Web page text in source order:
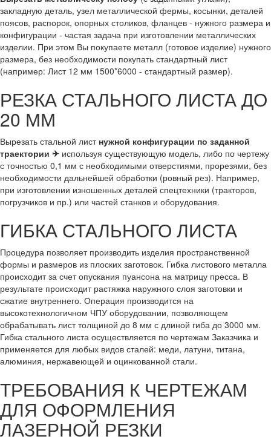
закладную деталь, узел металлической фермы, косынки, деталей
поясов, распорок, опорных столиков, фланцев - нужного размера и
конфигурации - частая задача при изготовлении металлических
изделии. При этом Вы покупаете металл (готовое изделие) нужного
размера, без необходимости покупать стандартный лист
(например: Лист 12 мм 1500*6000 - стандартный размер).
РЕЗКА СТАЛЬНОГО ЛИСТА ДО
20 ММ
Вырезать стальной лист нужной конфигурации по заданной
траектории ✈ используя существующую модель, либо по чертежу
с точностью 0,1 мм с необходимыми отверстиями, прорезями, без
необходимости дальнейшей обработки (ровный рез). Например,
при изготовлении изношенных деталей спецтехники (тракторов,
погрузчиков и пр.) или частей станков и оборудования.
ГИБКА СТАЛЬНОГО ЛИСТА
Процедура позволяет производить изделия пространственной
формы и размеров из плоских заготовок. Гибка листового металла
происходит за счет опускания пуансона на матрицу пресса. В
результате происходит растяжка наружного слоя заготовки и
сжатие внутреннего. Операция производится на
высокотехнологичном ЧПУ оборудовании, позволяющем
обрабатывать лист толщиной до 8 мм с длиной гиба до 3000 мм.
Гибка стального листа осуществляется по чертежам Заказчика и
применяется для любых видов сталей: меди, латуни, титана,
алюминия, нержавеющей и оцинкованной стали.
ТРЕБОВАНИЯ К ЧЕРТЕЖАМ
ДЛЯ ОФОРМЛЕНИЯ
ЛАЗЕРНОЙ РЕЗКИ